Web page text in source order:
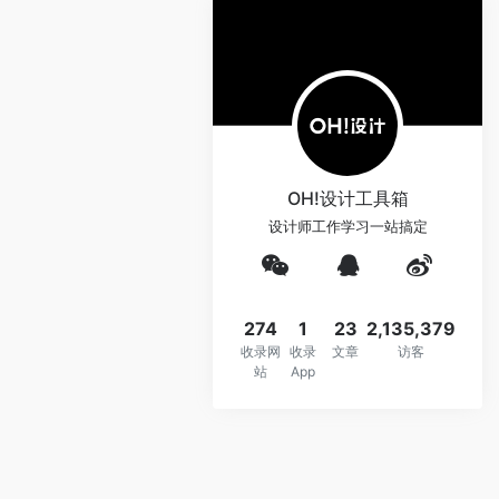
OH!设计工具箱
设计师工作学习一站搞定
274
收录网
站
1
收录
App
23
文章
2,135,379
访客